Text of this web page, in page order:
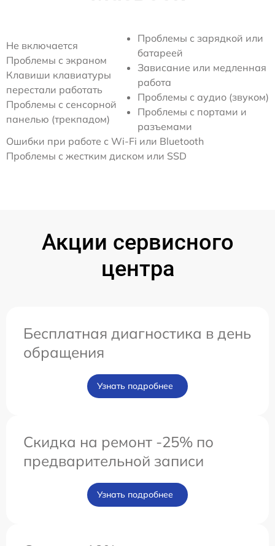
Не включается
Проблемы с экраном
Клавиши клавиатуры
перестали работать
Проблемы с сенсорной
панелью (трекпадом)
Проблемы с зарядкой или
батареей
Зависание или медленная
работа
Проблемы с аудио (звуком)
Проблемы с портами и
разъемами
Ошибки при работе с Wi-Fi или Bluetooth
Проблемы с жестким диском или SSD
Акции сервисного
центра
Бесплатная диагностика в день
обращения
Узнать подробнее
Скидка на ремонт -25% по
предварительной записи
Узнать подробнее